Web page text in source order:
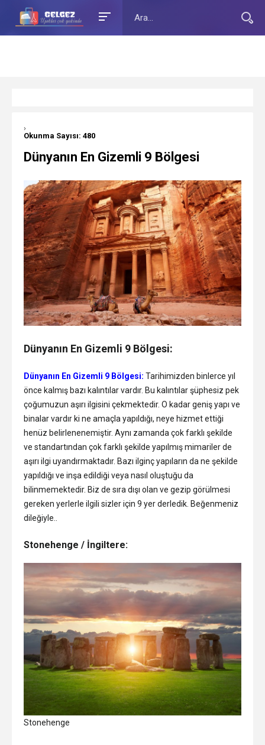
›
Okunma Sayısı: 480
Dünyanın En Gizemli 9 Bölgesi
Dünyanın En Gizemli 9 Bölgesi:
Dünyanın En Gizemli 9 Bölgesi: Tarihimizden binlerce yıl
önce kalmış bazı kalıntılar vardır. Bu kalıntılar şüphesiz pek
çoğumuzun aşırı ilgisini çekmektedir. O kadar geniş yapı ve
binalar vardır ki ne amaçla yapıldığı, neye hizmet ettiği
henüz belirlenenemiştir. Aynı zamanda çok farklı şekilde
ve standartından çok farklı şekilde yapılmış mimariler de
aşırı ilgi uyandırmaktadır. Bazı ilginç yapıların da ne şekilde
yapıldığı ve inşa edildiği veya nasıl oluştuğu da
bilinmemektedir. Biz de sıra dışı olan ve gezip görülmesi
gereken yerlerle ilgili sizler için 9 yer derledik. Beğenmeniz
dileğiyle..
Stonehenge / İngiltere:
Stonehenge